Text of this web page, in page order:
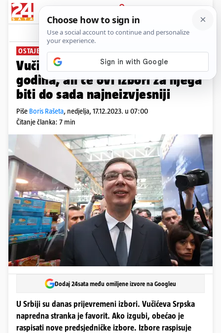
PRIJAVA
News Komentari
OSTAJE LI NA VLASTI? PLUS+
Vučić Srbijom drma već dugih 12
godina, ali će ovi izbori za njega
biti do sada najneizvjesniji
Piše Boris Rašeta, nedjelja, 17.12.2023. u 07:00
Čitanje članka: 7 min
Dodaj 24sata među omiljene izvore na Googleu
U Srbiji su danas prijevremeni izbori. Vučićeva Srpska
napredna stranka je favorit. Ako izgubi, obećao je
raspisati nove predsjedničke izbore. Izbore raspisuje